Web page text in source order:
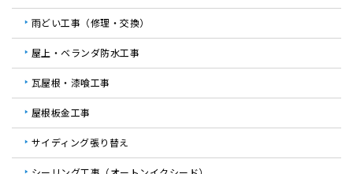
雨どい工事（修理・交換）
屋上・ベランダ防水工事
瓦屋根・漆喰工事
屋根板金工事
サイディング張り替え